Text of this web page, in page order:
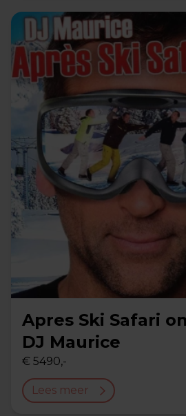
Apres Ski Safari
DJ Maurice
€ 5490,-
Lees meer